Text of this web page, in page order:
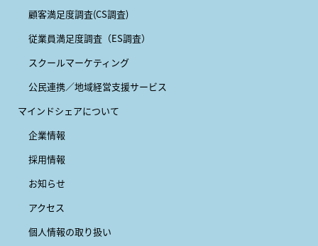
顧客満足度調査(CS調査)
従業員満足度調査（ES調査）
スクールマーケティング
公民連携／地域経営支援サービス
マインドシェアについて
企業情報
採用情報
お知らせ
アクセス
個人情報の取り扱い